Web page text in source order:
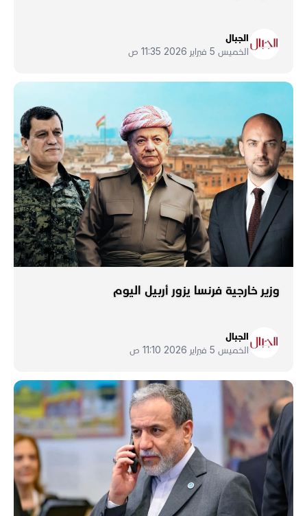
الجبال
الخميس 5 فبراير 2026 11:35 ص
وزير خارجية فرنسا يزور أربيل اليوم
الجبال
الخميس 5 فبراير 2026 11:10 ص